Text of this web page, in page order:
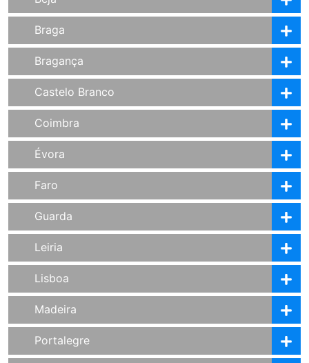
Braga
Bragança
Castelo Branco
Coimbra
Évora
Faro
Guarda
Leiria
Lisboa
Madeira
Portalegre